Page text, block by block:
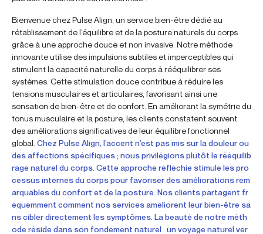
Bienvenue chez Pulse Align, un service bien-être dédié au
rétablissement de l’équilibre et de la posture naturels du corps
grâce à une approche douce et non invasive. Notre méthode
innovante utilise des impulsions subtiles et imperceptibles qui
stimulent la capacité naturelle du corps à rééquilibrer ses
systèmes. Cette stimulation douce contribue à réduire les
tensions musculaires et articulaires, favorisant ainsi une
sensation de bien-être et de confort. En améliorant la symétrie du
tonus musculaire et la posture, les clients constatent souvent
des améliorations significatives de leur équilibre fonctionnel
global. Chez Pulse Align, l’accent n’est pas mis sur la douleur ou
des affections spécifiques ; nous privilégions plutôt le rééquilib
rage naturel du corps. Cette approche réfléchie stimule les pro
cessus internes du corps pour favoriser des améliorations rem
arquables du confort et de la posture. Nos clients partagent fr
équemment comment nos services améliorent leur bien-être sa
ns cibler directement les symptômes. La beauté de notre méth
ode réside dans son fondement naturel : un voyage naturel ver